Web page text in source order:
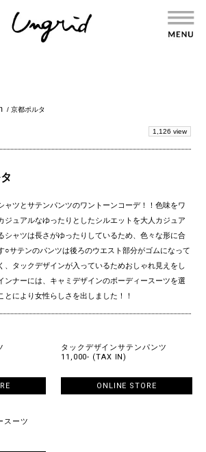
/ 京都ポルタ
1,126 view
ャツとサテンパンツのワントーンコーデ！！色味をワ
ジュアルなゆったりとしたシルエットを大人カジュア
シャツは長さがゆったりしているため、色々な形に合
○サテンのパンツは後ろのウエスト部分がゴムになって
、タックデザインが入っているためおしゃれ見えをし
ンナーには、キャミデザインのボーディースーツを選
とにより女性らしさを出しました！！
タックデザインサテンパンツ
11,000- (TAX IN)
ONLINE STORE
スーツ